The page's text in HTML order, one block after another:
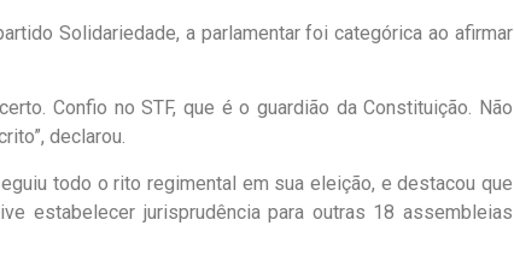
Solidariedade, a parlamentar foi categórica ao afirmar
Confio no STF, que é o guardião da Constituição. Não
declarou.
todo o rito regimental em sua eleição, e destacou que
estabelecer jurisprudência para outras 18 assembleias